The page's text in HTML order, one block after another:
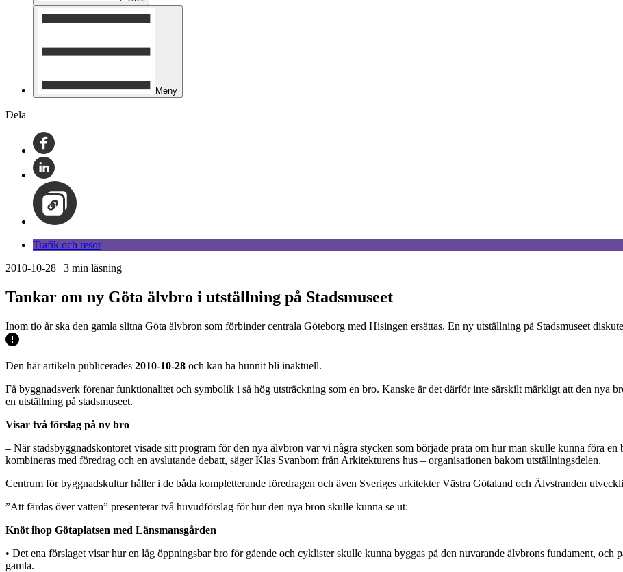
Meny
Dela
Trafik och resor
2010-10-28 | 3 min läsning
Tankar om ny Göta älvbro i utställning på Stadsmuseet
Inom tio år ska den gamla slitna Göta älvbron som förbinder centrala Göteborg med Hisingen ersättas. En ny utställning på Stadsmuseet
Den här artikeln publicerades 2010-10-28 och kan ha hunnit bli inaktuell.
Få byggnadsverk förenar funktionalitet och symbolik i så hög utsträckning som en bro. Kanske är det därför inte särskilt märkligt att den nya
en utställning på stadsmuseet.
Visar två förslag på ny bro
– När stadsbyggnadskontoret visade sitt program för den nya älvbron var vi några stycken som började prata om hur man skulle kunna föra
kombineras med föredrag och en avslutande debatt, säger Klas Svanbom från Arkitekturens hus – organisationen bakom utställningsdelen.
Centrum för byggnadskultur håller i de båda kompletterande föredragen och även Sveriges arkitekter Västra Götaland och Älvstranden
”Att färdas över vatten” presenterar två huvudförslag för hur den nya bron skulle kunna se ut:
Knöt ihop Götaplatsen med Länsmansgården
• Det ena förslaget visar hur en låg öppningsbar bro för gående och cyklister skulle kunna byggas på den nuvarande älvbrons fundament, och
gamla.